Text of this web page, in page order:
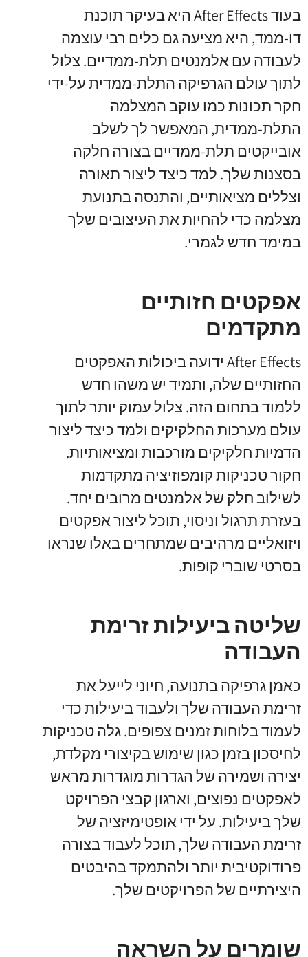
בעוד After Effects היא בעיקר תוכנת
דו-ממד, היא מציעה גם כלים רבי עוצמה
לעבודה עם אלמנטים תלת-ממדיים. צלול
לתוך עולם הגרפיקה התלת-ממדית על-ידי
חקר תכונות כמו עוקב המצלמה
התלת-ממדית, המאפשר לך לשלב
אובייקטים תלת-ממדיים בצורה חלקה
בסצנות שלך. למד כיצד ליצור תאורה
וצללים מציאותיים, והתנסה בתנועת
מצלמה כדי להחיות את העיצובים שלך
במימד חדש לגמרי.
אפקטים חזותיים
מתקדמים
After Effects ידועה ביכולות האפקטים
החזותיים שלה, ותמיד יש משהו חדש
ללמוד בתחום הזה. צלול עמוק יותר לתוך
עולם מערכות החלקיקים ולמד כיצד ליצור
הדמיות חלקיקים מורכבות ומציאותיות.
חקור טכניקות קומפוזיציה מתקדמות
לשילוב חלק של אלמנטים מרובים יחד.
בעזרת תרגול וניסוי, תוכל ליצור אפקטים
ויזואליים מרהיבים שמתחרים באלו שנראו
בסרטי שוברי קופות.
שליטה ביעילות זרימת
העבודה
כאמן גרפיקה בתנועה, חיוני לייעל את
זרימת העבודה שלך ולעבוד ביעילות כדי
לעמוד בלוחות זמנים צפופים. גלה טכניקות
לחיסכון בזמן כגון שימוש בקיצורי מקלדת,
יצירה ושמירה של הגדרות מוגדרות מראש
לאפקטים נפוצים, וארגון קבצי הפרויקט
שלך ביעילות. על ידי אופטימיזציה של
זרימת העבודה שלך, תוכל לעבוד בצורה
פרודוקטיבית יותר ולהתמקד בהיבטים
היצירתיים של הפרויקטים שלך.
שומרים על השראה